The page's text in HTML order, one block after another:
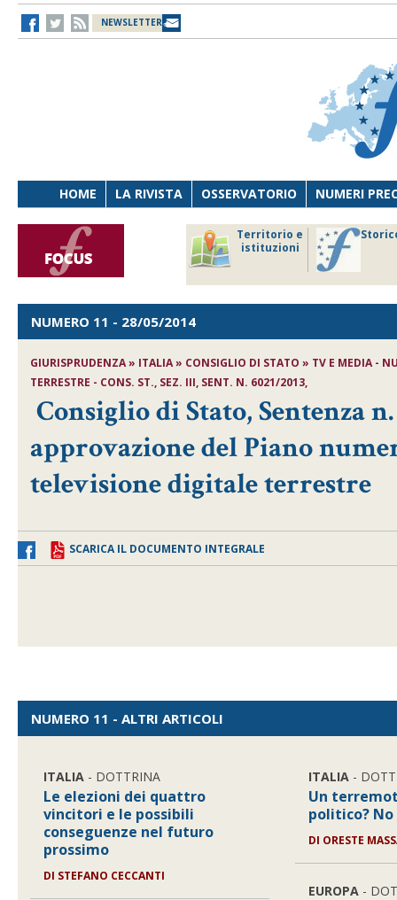
NEWSLETTER
HOME LA RIVISTA OSSERVATORIO NUMERI
Territorio e
istituzioni
NUMERO 11 - 28/05/2014
GIURISPRUDENZA » ITALIA » CONSIGLIO DI STATO » TV E MEDIA -
TERRESTRE - CONS. ST., SEZ. III, SENT. N. 6021/2013,
Consiglio di Stato, Sentenza
approvazione del Piano
televisione digitale terrestre
SCARICA IL DOCUMENTO INTEGRALE
NUMERO 11 - ALTRI ARTICOLI
ITALIA - DOTTRINA
Le elezioni dei quattro
vincitori e le possibili
conseguenze nel futuro
prossimo
DI STEFANO CECCANTI
ITALIA -
Un
politico? No
DI ORESTE
EUROPA -